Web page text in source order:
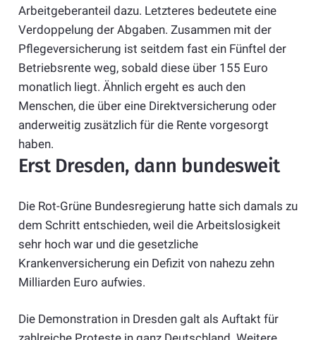
Arbeitgeberanteil dazu. Letzteres bedeutete eine
Verdoppelung der Abgaben. Zusammen mit der
Pflegeversicherung ist seitdem fast ein Fünftel der
Betriebsrente weg, sobald diese über 155 Euro
monatlich liegt. Ähnlich ergeht es auch den
Menschen, die über eine Direktversicherung oder
anderweitig zusätzlich für die Rente vorgesorgt
haben.
Erst Dresden, dann bundesweit
Die Rot-Grüne Bundesregierung hatte sich damals zu
dem Schritt entschieden, weil die Arbeitslosigkeit
sehr hoch war und die gesetzliche
Krankenversicherung ein Defizit von nahezu zehn
Milliarden Euro aufwies.
Die Demonstration in Dresden galt als Auftakt für